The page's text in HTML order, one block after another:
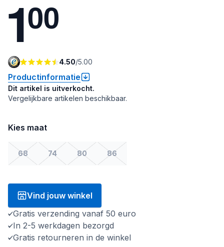
100
4.50/5.00
Productinformatie
Dit artikel is uitverkocht.
Vergelijkbare artikelen beschikbaar.
Kies maat
68 74 80 86
Vind jouw winkel
Gratis verzending vanaf 50 euro
In 2-5 werkdagen bezorgd
Gratis retourneren in de winkel